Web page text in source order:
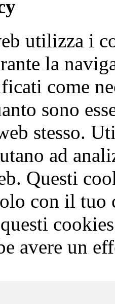
utilizza i
la
come
sono
stesso.
ad
Questi
con il tuo
avere un